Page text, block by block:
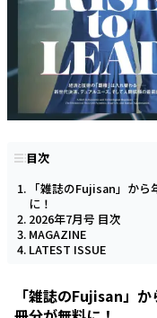
目次
「雑誌のFujisan」か
に！
2026年7月号 目次
MAGAZINE
LATEST ISSUE
「雑誌のFujisan」